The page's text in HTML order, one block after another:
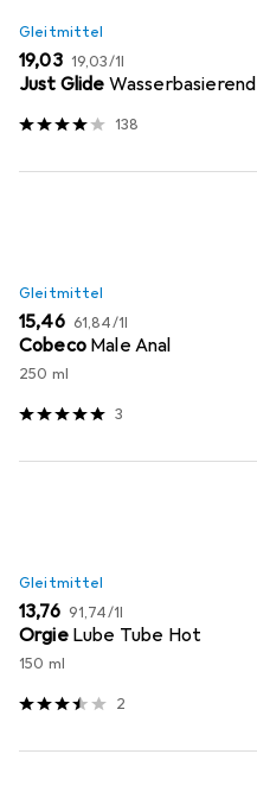
Gleitmittel
EUR
19,03 EUR
19,03/1l
Just Glide Wasserbasierend
138
Gleitmittel
EUR
15,46 EUR
61,84/1l
Cobeco Male Anal
250 ml
3
Gleitmittel
EUR
13,76 EUR
91,74/1l
Orgie Lube Tube Hot
150 ml
2